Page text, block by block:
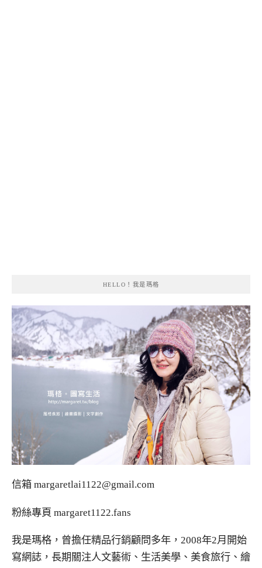
HELLO！我是瑪格
信箱 margaretlai1122@gmail.com
粉絲專頁 margaret1122.fans
我是瑪格，曾擔任精品行銷顧問多年，2008年2月開始
寫網誌，長期關注人文藝術、生活美學、美食旅行、繪